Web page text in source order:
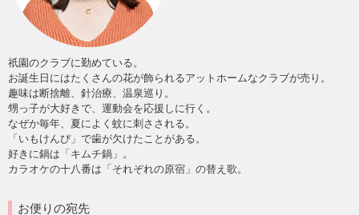
祇園のクラブに勤めている。
お誕生日にはたくさんの花が飾られるアットホームなクラブが売り。
趣味は断捨離、針治療、温泉巡り。
甥っ子が大好きで、運動会を応援しに行く。
なぜか毎年、夏によく蚊に刺さされる。
「いもけんぴ」で歯が欠けたことがある。
好きに鍋は「キムチ鍋」。
カラオケの十八番は「それぞれの原宿」の替え歌。
お便りの宛先